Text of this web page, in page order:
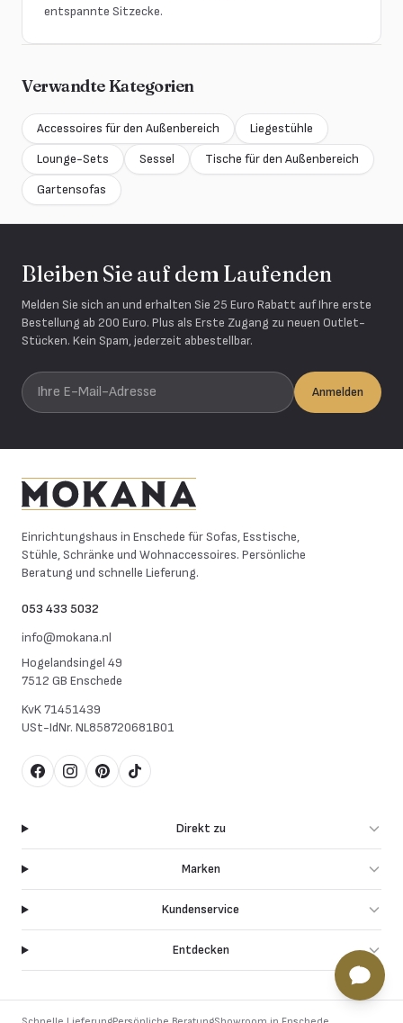
entspannte Sitzecke.
Verwandte Kategorien
Accessoires für den Außenbereich
Liegestühle
Lounge-Sets
Sessel
Tische für den Außenbereich
Gartensofas
Bleiben Sie auf dem Laufenden
Melden Sie sich an und erhalten Sie 25 Euro Rabatt auf Ihre erste
Bestellung ab 200 Euro. Plus als Erste Zugang zu neuen Outlet-
Stücken. Kein Spam, jederzeit abbestellbar.
Ihre E-Mail-Adresse
Anmelden
Einrichtungshaus in Enschede für Sofas, Esstische,
Stühle, Schränke und Wohnaccessoires. Persönliche
Beratung und schnelle Lieferung.
053 433 5032
info@mokana.nl
Hogelandsingel 49
7512 GB Enschede
KvK71451439
USt-IdNr. NL858720681B01
FacebookInstagram
Pinterest
TikTok
Direkt zu
Marken
Kundenservice
Entdecken